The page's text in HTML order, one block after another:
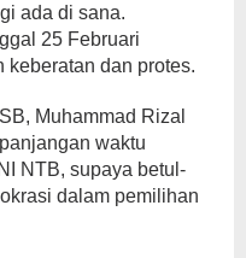
ada di sana.
25 Februari
keberatan dan protes.
Muhammad Rizal
waktu
NTB, supaya betul-
dalam pemilihan